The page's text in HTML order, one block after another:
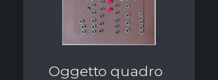
Oggetto quadro